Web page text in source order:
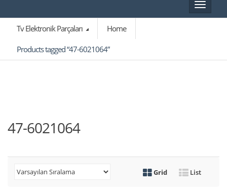
Toggle
Tv Elektronik Parçaları
Home
Products tagged “47-6021064”
47-6021064
Grid List